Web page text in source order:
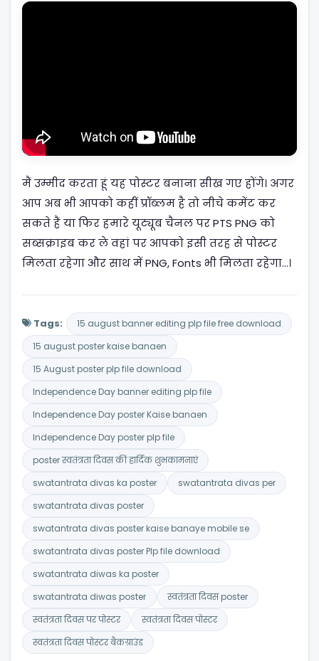
मैं उम्मीद करता हूं यह पोस्टर बनाना सीख गए होंगे। अगर
आप अब भी आपको कहीं प्रॉब्लम है तो नीचे कमेंट कर
सकते हैं या फिर हमारे यूट्यूब चैनल पर PTS PNG को
सब्सक्राइब कर ले वहां पर आपको इसी तरह से पोस्टर
मिलता रहेगा और साथ में PNG, Fonts भी मिलता रहेगा…।
Tags:
15 august banner editing plp file free download
15 august poster kaise banaen
15 August poster plp file download
Independence Day banner editing plp file
Independence Day poster Kaise banaen
Independence Day poster plp file
poster स्वतंत्रता दिवस की हार्दिक शुभकामनाएं
swatantrata divas ka poster
swatantrata divas per
swatantrata divas poster
swatantrata divas poster kaise banaye mobile se
swatantrata divas poster Plp file download
swatantrata diwas ka poster
swatantrata diwas poster
स्वतंत्रता दिवस poster
स्वतंत्रता दिवस पर पोस्टर
स्वतंत्रता दिवस पोस्टर
स्वतंत्रता दिवस पोस्टर बैकग्राउंड